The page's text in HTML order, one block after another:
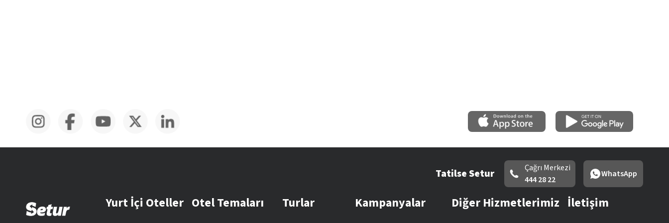
Tatilse Setur
Çağrı Merkezi
444 28 22
WhatsApp
Yurt İçi Oteller Otel Temaları Turlar Kampanyalar Diğer Hizmetlerimiz İletişim